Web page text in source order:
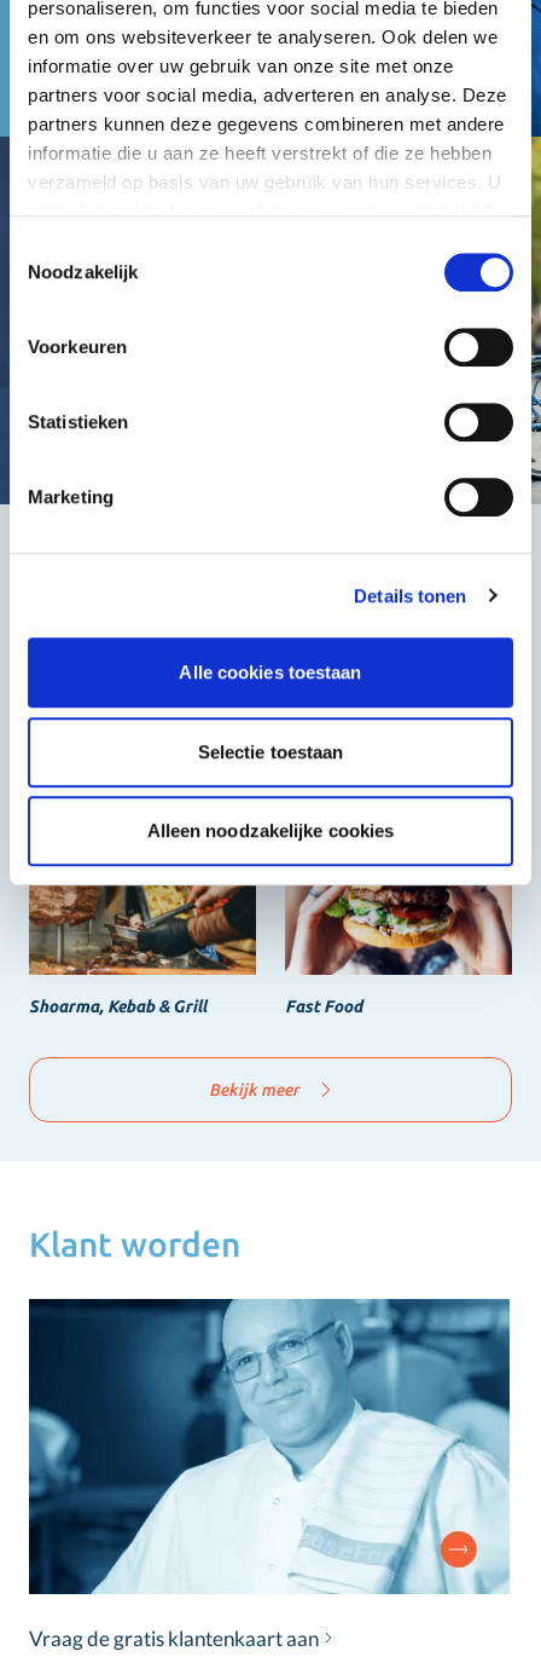
personaliseren, om functies voor social media te bieden
en om ons websiteverkeer te analyseren. Ook delen we
informatie over uw gebruik van onze site met onze
partners voor social media, adverteren en analyse. Deze
partners kunnen deze gegevens combineren met andere
informatie die u aan ze heeft verstrekt of die ze hebben
verzameld op basis van uw gebruik van hun services. U
Noodzakelijk
Voorkeuren
Statistieken
Marketing
Details tonen
Alle cookies toestaan
Selectie toestaan
Alleen noodzakelijke cookies
Halal Grieks & Italiaans
Shoarma, Kebab & Grill Fast Food
Bekijk meer
Klant worden
Vraag de gratis klantenkaart aan